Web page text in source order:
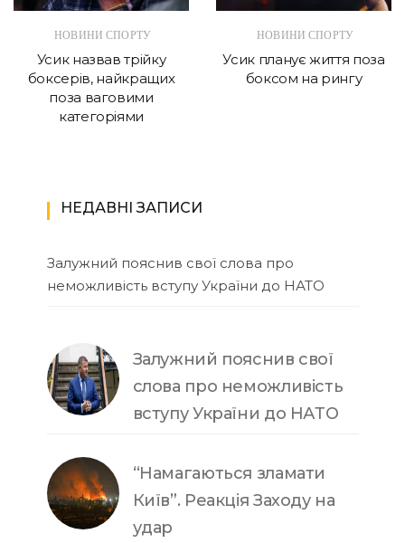
НОВИНИ СПОРТУ
Усик назвав трійку
боксерів, найкращих
поза ваговими
категоріями
НОВИНИ СПОРТУ
Усик планує життя поза
боксом на рингу
НЕДАВНІ ЗАПИСИ
Залужний пояснив свої слова про
неможливість вступу України до НАТО
Залужний пояснив свої
слова про неможливість
вступу України до НАТО
“Намагаються зламати
Київ”. Реакція Заходу на
удар